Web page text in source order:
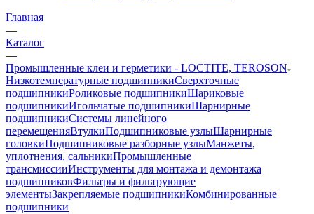
Главная
—
Каталог
—
Промышленные клеи и герметики - LOCTITE, TEROSON
Низкотемпературные подшипникиСверхточные
подшипникиРоликовые подшипникиШариковые
подшипникиИгольчатые подшипникиШарнирные
подшипникиСистемы линейного
перемещенияВтулкиПодшипниковые узлыШарнирные
головкиПодшипниковые разборные узлыМанжеты,
уплотнения, сальникиПромышленные
трансмиссииИнструменты для монтажа и демонтажа
подшипниковФильтры и фильтрующие
элементыЗакрепляемые подшипникиКомбинированные
подшипники